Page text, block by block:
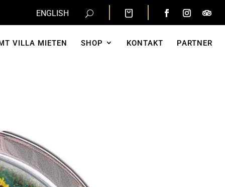
ENGLISH
VILLA MIETEN SHOP KONTAKT PARTNER